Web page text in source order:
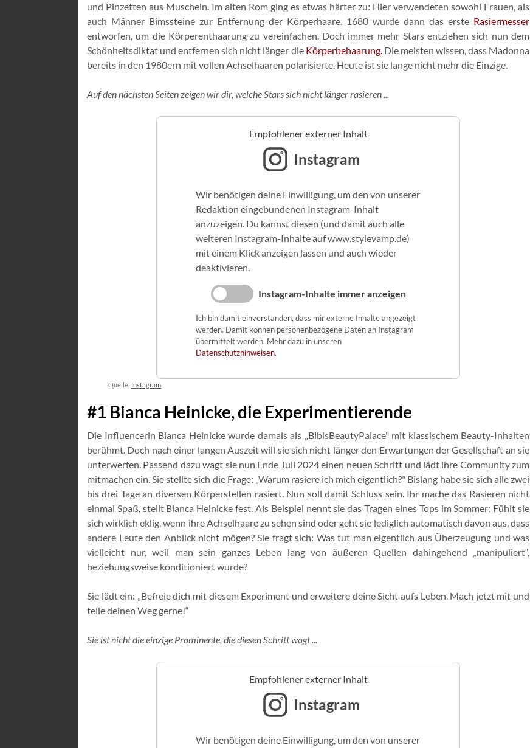
und Pinzetten aus Muscheln. Im alten Rom ging es etwas härter zu: Hier verwendeten sowohl Frauen, als
auch Männer Bimssteine zur Entfernung der Körperhaare. 1680 wurde dann das erste Rasiermesser
entworfen, um die Körperenthaarung zu vereinfachen. Doch immer mehr Stars entziehen sich nun dem
Schönheitsdiktat und entfernen sich nicht länger die Körperbehaarung.Die meisten wissen, dass Madonna
bereits in den 1980ern mit vollen Achselhaaren polarisierte. Heute ist sie lange nicht mehr die Einzige.
Auf den nächsten Seiten zeigen wir dir, welche Stars sich nicht länger rasieren ...
Empfohlener externer Inhalt
Instagram
Wir benötigen deine Einwilligung, um den von unserer
Redaktion eingebundenen Instagram-Inhalt
anzuzeigen. Du kannst diesen (und damit auch alle
weiteren Instagram-Inhalte auf www.stylevamp.de)
mit einem Klick anzeigen lassen und auch wieder
deaktivieren.
Instagram-Inhalte immer anzeigen
Ich bin damit einverstanden, dass mir externe Inhalte angezeigt
werden. Damit können personenbezogene Daten an Instagram
übermittelt werden. Mehr dazu in unseren
Datenschutzhinweisen.
Quelle: Instagram
#1 Bianca Heinicke, die Experimentierende
Die Influencerin Bianca Heinicke wurde damals als „BibisBeautyPalace" mit klassischem Beauty-Inhalten
berühmt. Doch nach einer langen Auszeit will sie sich nicht länger den Erwartungen der Gesellschaft an sie
unterwerfen. Passend dazu wagt sie nun Ende Juli 2024 einen neuen Schritt und lädt ihre Community zum
mitmachen ein. Sie stellte sich die Frage: „Warum rasiere ich mich eigentlich?" Bislang habe sie sich alle zwei
bis drei Tage an diversen Körperstellen rasiert. Nun soll damit Schluss sein. Ihr mache das Rasieren nicht
einmal Spaß, stellt Bianca Heinicke fest. Als Beispiel nennt sie das Tragen eines Tops im Sommer: Fühlt sie
sich wirklich eklig, wenn ihre Achselhaare zu sehen sind oder geht sie lediglich automatisch davon aus, dass
andere Leute den Anblick nicht mögen? Sie fragt sich: Was tut man eigentlich aus Überzeugung und was
vielleicht nur, weil man sein ganzes Leben lang von äußeren Quellen dahingehend „manipuliert“,
beziehungsweise konditioniert wurde?
Sie lädt ein: „Befreie dich mit diesem Experiment und erweitere deine Sicht aufs Leben. Mach jetzt mit und
teile deinen Weg gerne!“
Sie ist nicht die einzige Prominente, die diesen Schritt wagt ...
Empfohlener externer Inhalt
Instagram
Wir benötigen deine Einwilligung, um den von unserer